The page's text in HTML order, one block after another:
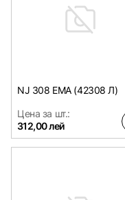
NJ 308 EMA (42308 Л)
Цена за шт.:
312,00 лей